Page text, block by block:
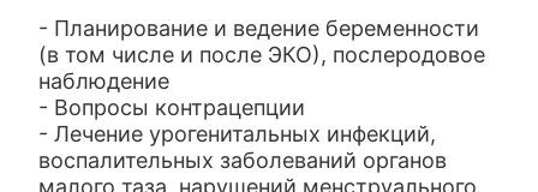
- Планирование и ведение беременности
(в том числе и после ЭКО), послеродовое
наблюдение
- Вопросы контрацепции
- Лечение урогенитальных инфекций,
воспалительных заболеваний органов
малого таза, нарушений менструального